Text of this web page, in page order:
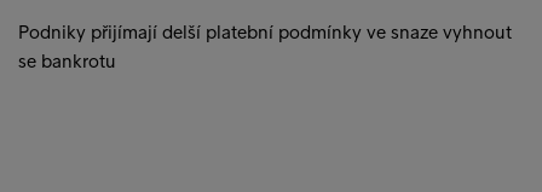
Podniky přijímají delší platební podmínky ve snaze vyhnout
se bankrotu